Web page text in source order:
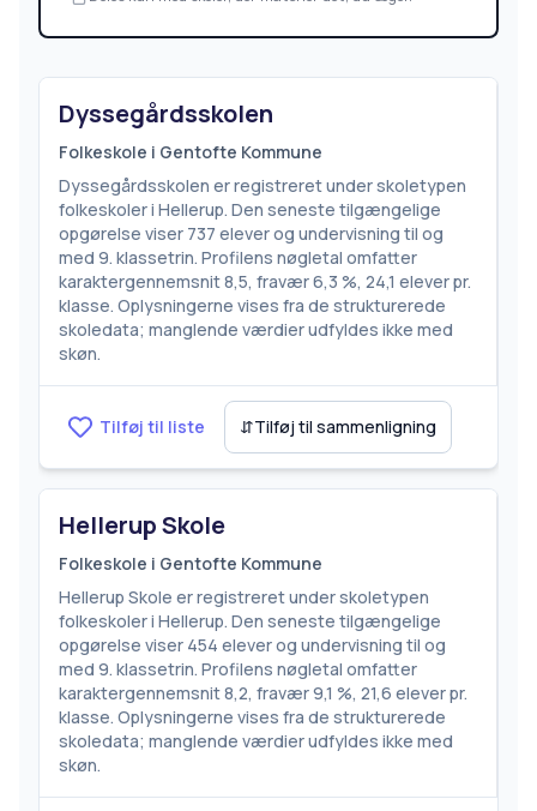
Dyssegårdsskolen
Folkeskole i Gentofte Kommune
Dyssegårdsskolen er registreret under skoletypen
folkeskoler i Hellerup. Den seneste tilgængelige
opgørelse viser 737 elever og undervisning til og
med 9. klassetrin. Profilens nøgletal omfatter
karaktergennemsnit 8,5, fravær 6,3 %, 24,1 elever pr.
klasse. Oplysningerne vises fra de strukturerede
skoledata; manglende værdier udfyldes ikke med
skøn.
Tilføj til liste ⇵Tilføj til sammenligning
Hellerup Skole
Folkeskole i Gentofte Kommune
Hellerup Skole er registreret under skoletypen
folkeskoler i Hellerup. Den seneste tilgængelige
opgørelse viser 454 elever og undervisning til og
med 9. klassetrin. Profilens nøgletal omfatter
karaktergennemsnit 8,2, fravær 9,1 %, 21,6 elever pr.
klasse. Oplysningerne vises fra de strukturerede
skoledata; manglende værdier udfyldes ikke med
skøn.